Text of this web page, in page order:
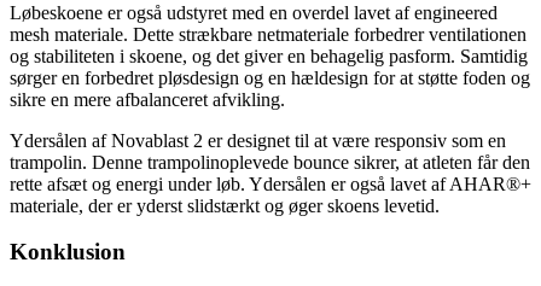
Løbeskoene er også udstyret med en overdel lavet af engineered
mesh materiale. Dette strækbare netmateriale forbedrer ventilationen
og stabiliteten i skoene, og det giver en behagelig pasform. Samtidig
sørger en forbedret pløsdesign og en hældesign for at støtte foden og
sikre en mere afbalanceret afvikling.
Ydersålen af Novablast 2 er designet til at være responsiv som en
trampolin. Denne trampolinoplevede bounce sikrer, at atleten får den
rette afsæt og energi under løb. Ydersålen er også lavet af AHAR®+
materiale, der er yderst slidstærkt og øger skoens levetid.
Konklusion